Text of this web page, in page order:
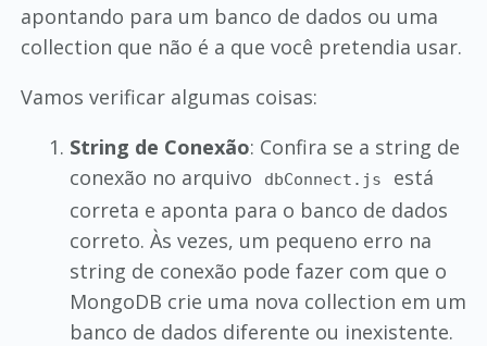
apontando para um banco de dados ou uma
collection que não é a que você pretendia usar.
Vamos verificar algumas coisas:
String de Conexão: Confira se a string de
conexão no arquivo
dbConnect.js
está
correta e aponta para o banco de dados
correto. Às vezes, um pequeno erro na
string de conexão pode fazer com que o
MongoDB crie uma nova collection em um
banco de dados diferente ou inexistente.